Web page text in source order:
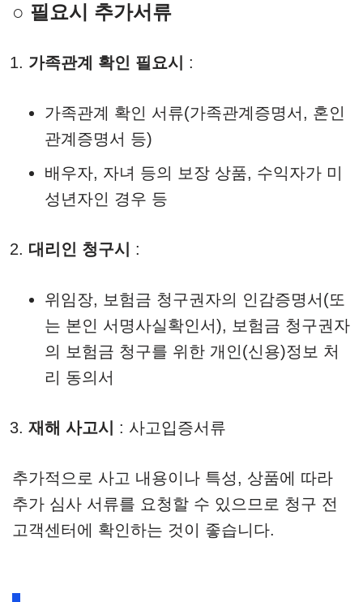
○ 필요시 추가서류
가족관계 확인 필요시 :
가족관계 확인 서류(가족관계증명서, 혼인
관계증명서 등)
배우자, 자녀 등의 보장 상품, 수익자가 미
성년자인 경우 등
대리인 청구시 :
위임장, 보험금 청구권자의 인감증명서(또
는 본인 서명사실확인서), 보험금 청구권자
의 보험금 청구를 위한 개인(신용)정보 처
리 동의서
재해 사고시 : 사고입증서류
추가적으로 사고 내용이나 특성, 상품에 따라
추가 심사 서류를 요청할 수 있으므로 청구 전
고객센터에 확인하는 것이 좋습니다.